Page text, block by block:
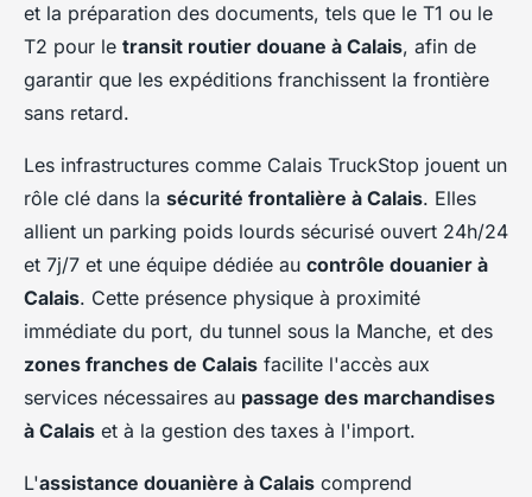
et la préparation des documents, tels que le T1 ou le
T2 pour le transit routier douane à Calais, afin de
garantir que les expéditions franchissent la frontière
sans retard.
Les infrastructures comme Calais TruckStop jouent un
rôle clé dans la sécurité frontalière à Calais. Elles
allient un parking poids lourds sécurisé ouvert 24h/24
et 7j/7 et une équipe dédiée au contrôle douanier à
Calais. Cette présence physique à proximité
immédiate du port, du tunnel sous la Manche, et des
zones franches de Calais facilite l'accès aux
services nécessaires au passage des marchandises
à Calais et à la gestion des taxes à l'import.
L'assistance douanière à Calais comprend